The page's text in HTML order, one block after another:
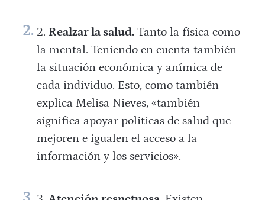
Realzar la salud.Tanto la física como
la mental. Teniendo en cuenta también
la situación económica y anímica de
cada individuo. Esto, como también
explica Melisa Nieves, «también
significa apoyar políticas de salud que
mejoren e igualen el acceso a la
información y los servicios».